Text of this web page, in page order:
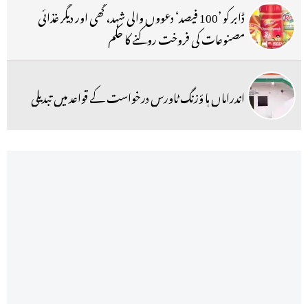
ڈابر کو ’100 فیصد‘ دعووں والی شہد، گھی اور دیگر غذائی
مصنوعات کی فروخت روکنے کا حکم
اندراماں ہا ؤزنگ ٹاورس درخواست کے قواعد میں تبدیلی